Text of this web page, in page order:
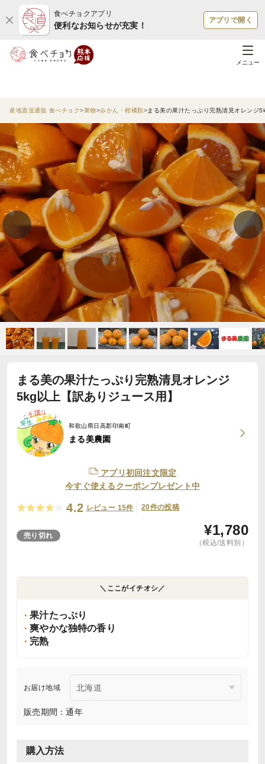
食べチョクアプリ
便利なお知らせが充実！
アプリで開く
メニュー
産地直送通販 食べチョク 果物 みかん・柑橘類 まる美の果汁たっぷり完熟清見オレンジ
まる美の果汁たっぷり完熟清見オレンジ
5kg以上【訳ありジュース用】
和歌山県日高郡印南町
まる美農園
アプリ初回注文限定
今すぐ使えるクーポンプレゼント中
4.2 レビュー 15件 20件の投稿
売り切れ ¥1,780
（税込/送料別）
＼ここがイチオシ／
果汁たっぷり
爽やかな独特の香り
完熟
お届け地域
販売期間：通年
購入方法